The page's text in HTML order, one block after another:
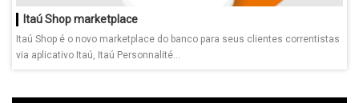
Itaú Shop marketplace
Itaú Shop é o novo marketplace do banco para seus clientes correntistas
via aplicativo Itaú, Itaú Personnalité...